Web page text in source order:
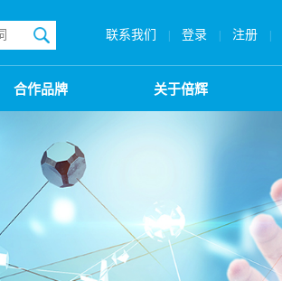
联系我们 登录 注册
合作品牌 关于倍辉